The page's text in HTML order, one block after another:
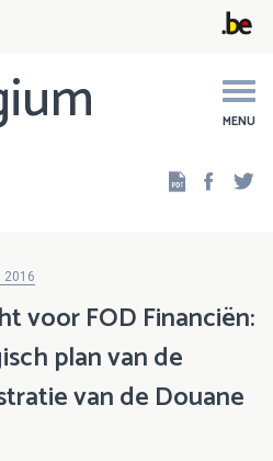
MENU
2016
voor FOD Financiën:
plan van de
van de Douane